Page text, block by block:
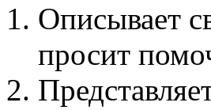
Описывает
просит